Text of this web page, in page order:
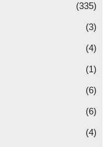
(335)
(3)
(4)
(1)
(6)
(6)
(4)